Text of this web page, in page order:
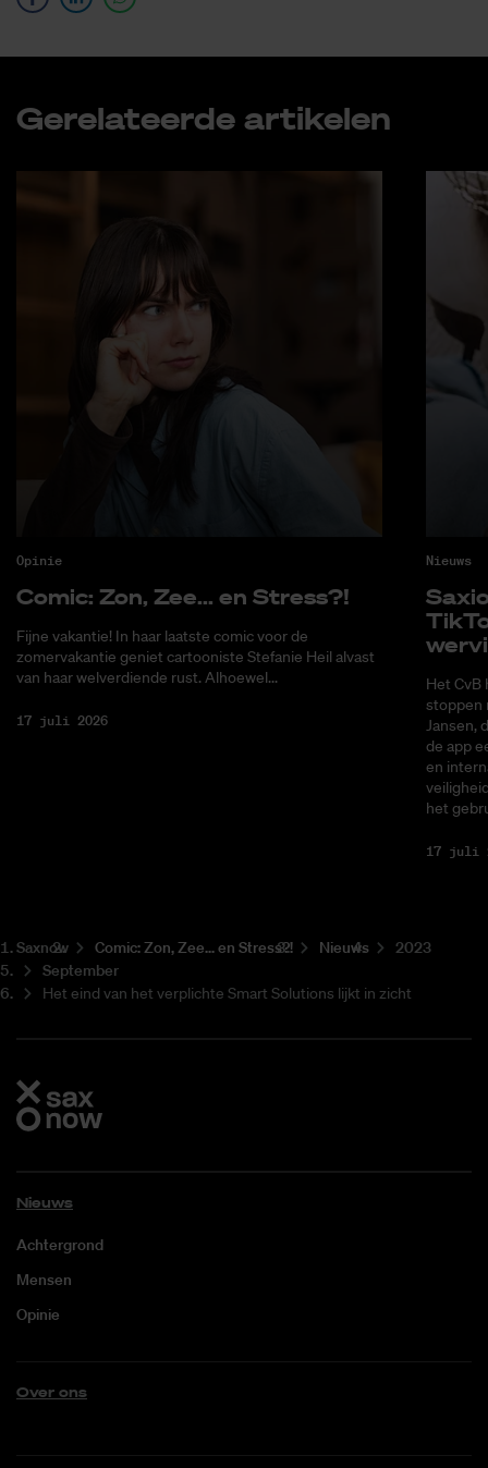
Ge­re­la­teer­de ar­ti­ke­len
Opinie
Co­mic: Zon, Zee... en Stress?!
Fijne vakantie! In haar laatste comic voor de
zomervakantie geniet cartooniste Stefanie Heil alvast
van haar welverdiende rust. Alhoewel...
17 juli 2026
Nieuws
Het CvB
stoppen
Jansen,
de app
en
het
17 juli
Saxnow Co­mic: Zon, Zee... en Stress?! Nieuws
2023
September
Het eind van het verplichte Smart Solutions lijkt in zicht
Nieuws
Achtergrond
Mensen
Opinie
Over ons